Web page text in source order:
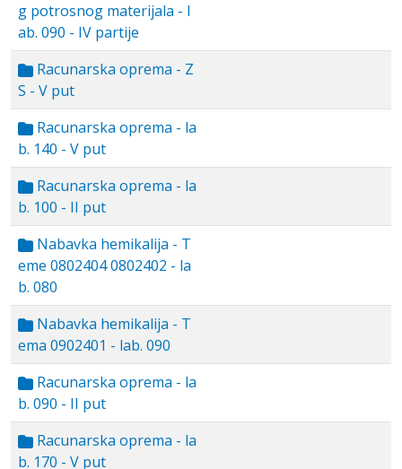
g potrosnog materijala - l
ab. 090 - IV partije
Racunarska oprema - Z
S - V put
Racunarska oprema - la
b. 140 - V put
Racunarska oprema - la
b. 100 - II put
Nabavka hemikalija - T
eme 0802404 0802402 - la
b. 080
Nabavka hemikalija - T
ema 0902401 - lab. 090
Racunarska oprema - la
b. 090 - II put
Racunarska oprema - la
b. 170 - V put